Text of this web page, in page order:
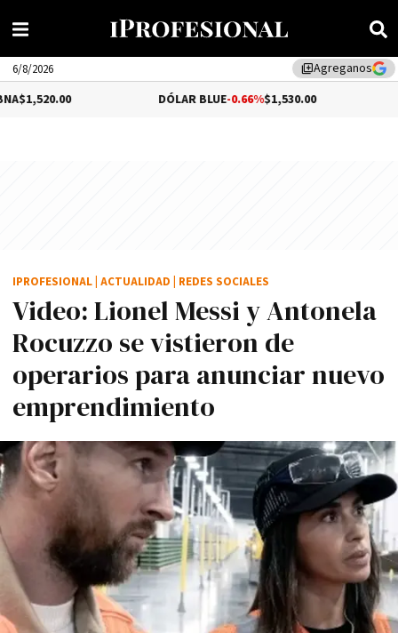
library_addAgreganos
6/8/2026
-0.66%$1,530.00
Video: Lionel Messi y Antonela
Rocuzzo se vistieron de
operarios para anunciar nuevo
emprendimiento
IPROFESIONAL ACTUALIDAD REDES SOCIALES